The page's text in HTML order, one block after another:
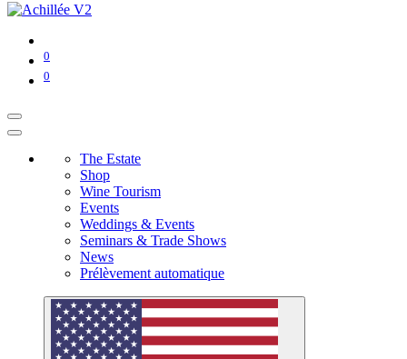
0
0
The Estate
Shop
Wine Tourism
Events
Weddings & Events
Seminars & Trade Shows
News
Prélèvement automatique